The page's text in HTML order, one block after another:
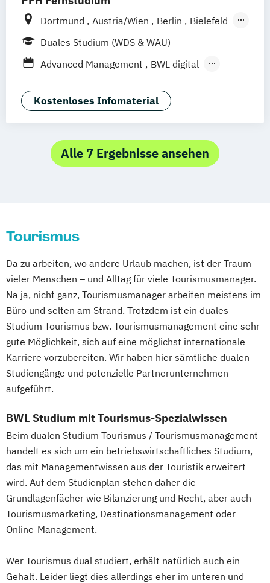
Prävention & Gesundheitsförderung
Gesundheitsmanagement
Sportwissenschaft und Training
Dortmund Austria/Wien Berlin
Bielefeld
Bremen
Düsseldorf/Ratingen
Hamburg
Hannover
Kaiserslautern/Kusel Kiel
Ludwigshafen/Diez München
Online-Fernstudium Regensburg Stade
Stuttgart Köln
Offenbach bei Frankfurt am Main
Duales Studium (WDS & WAU)
Advanced Management
BWL digital
Tourismus- und Eventmanagement
Kostenloses Infomaterial
Alle 7 Ergebnisse ansehen
Tourismus
Da zu arbeiten, wo andere Urlaub machen, ist der Traum
vieler Menschen – und Alltag für viele Tourismusmanager.
Na ja, nicht ganz, Tourismusmanager arbeiten meistens im
Büro und selten am Strand. Trotzdem ist ein duales
Studium Tourismus bzw. Tourismusmanagement eine sehr
gute Möglichkeit, sich auf eine möglichst internationale
Karriere vorzubereiten. Wir haben hier sämtliche dualen
Studiengänge und potenzielle Partnerunternehmen
aufgeführt.
BWL Studium mit Tourismus-Spezialwissen
Beim dualen Studium Tourismus / Tourismusmanagement
handelt es sich um ein betriebswirtschaftliches Studium,
das mit Managementwissen aus der Touristik erweitert
wird. Auf dem Studienplan stehen daher die
Grundlagenfächer wie Bilanzierung und Recht, aber auch
Tourismusmarketing, Destinationsmanagement oder
Online-Management.
Wer Tourismus dual studiert, erhält natürlich auch ein
Gehalt. Leider liegt dies allerdings eher im unteren und